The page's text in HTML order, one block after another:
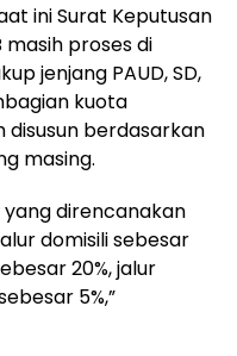
ini Surat Keputusan
masih proses di
jenjang PAUD, SD,
kuota
disusun berdasarkan
masing.
yang direncanakan
domisili sebesar
20%, jalur
5%,”